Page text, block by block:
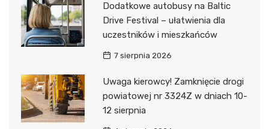
Dodatkowe autobusy na Baltic
Drive Festival – ułatwienia dla
uczestników i mieszkańców
7 sierpnia 2026
Uwaga kierowcy! Zamknięcie drogi
powiatowej nr 3324Z w dniach 10-
12 sierpnia